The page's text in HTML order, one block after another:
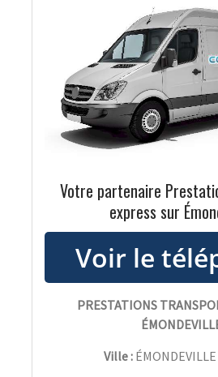
Votre partenaire
express sur
PRESTATIONS
Ville : ÉMONDEVILLE